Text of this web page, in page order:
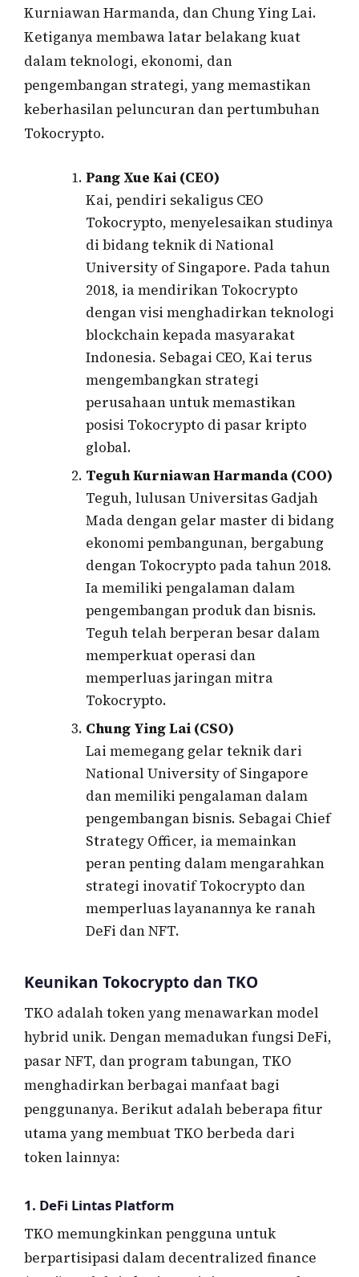
Kurniawan Harmanda, dan Chung Ying Lai.
Ketiganya membawa latar belakang kuat
dalam teknologi, ekonomi, dan
pengembangan strategi, yang memastikan
keberhasilan peluncuran dan pertumbuhan
Tokocrypto.
Pang Xue Kai (CEO)
Kai, pendiri sekaligus CEO
Tokocrypto, menyelesaikan studinya
di bidang teknik di National
University of Singapore. Pada tahun
2018, ia mendirikan Tokocrypto
dengan visi menghadirkan teknologi
blockchain kepada masyarakat
Indonesia. Sebagai CEO, Kai terus
mengembangkan strategi
perusahaan untuk memastikan
posisi Tokocrypto di pasar kripto
global.
Teguh Kurniawan Harmanda (COO)
Teguh, lulusan Universitas Gadjah
Mada dengan gelar master di bidang
ekonomi pembangunan, bergabung
dengan Tokocrypto pada tahun 2018.
Ia memiliki pengalaman dalam
pengembangan produk dan bisnis.
Teguh telah berperan besar dalam
memperkuat operasi dan
memperluas jaringan mitra
Tokocrypto.
Chung Ying Lai (CSO)
Lai memegang gelar teknik dari
National University of Singapore
dan memiliki pengalaman dalam
pengembangan bisnis. Sebagai Chief
Strategy Officer, ia memainkan
peran penting dalam mengarahkan
strategi inovatif Tokocrypto dan
memperluas layanannya ke ranah
DeFi dan NFT.
Keunikan Tokocrypto dan TKO
TKO adalah token yang menawarkan model
hybrid unik. Dengan memadukan fungsi DeFi,
pasar NFT, dan program tabungan, TKO
menghadirkan berbagai manfaat bagi
penggunanya. Berikut adalah beberapa fitur
utama yang membuat TKO berbeda dari
token lainnya:
1. DeFi Lintas Platform
TKO memungkinkan pengguna untuk
berpartisipasi dalam decentralized finance